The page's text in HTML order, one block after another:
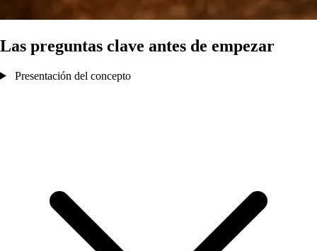
Las preguntas clave antes de empezar
Presentación del concepto